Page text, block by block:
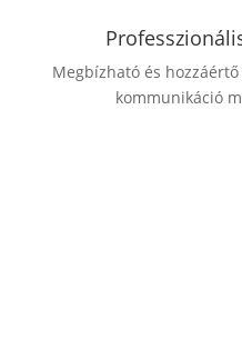
Megbízható és
kommunikáció